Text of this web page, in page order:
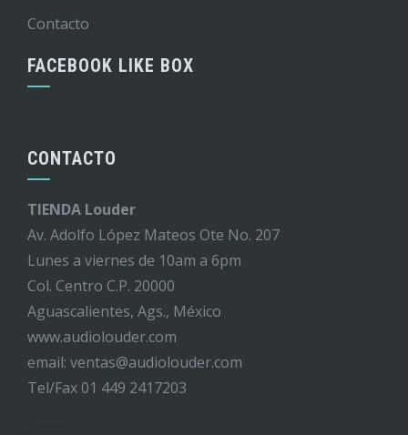
Contacto
FACEBOOK LIKE BOX
CONTACTO
TIENDA Louder
Av. Adolfo López Mateos Ote No. 207
Lunes a viernes de 10am a 6pm
Col. Centro C.P. 20000
Aguascalientes, Ags., México
www.audiolouder.com
email: ventas@audiolouder.com
Tel/Fax 01 449 2417203